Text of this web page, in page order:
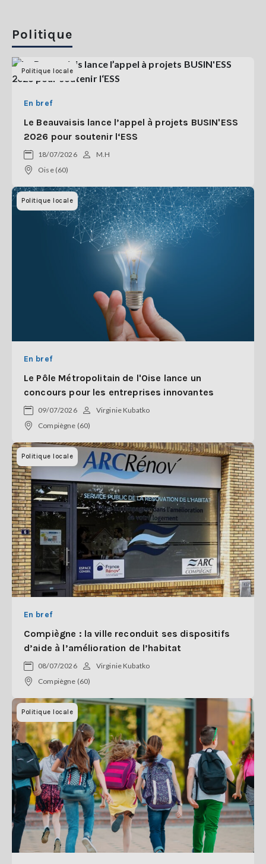
Politique
Politique locale
En bref
Le Beauvaisis lance l’appel à projets BUSIN'ESS
2026 pour soutenir l‘ESS
18/07/2026
M.H
Oise (60)
Politique locale
En bref
Le Pôle Métropolitain de l'Oise lance un
concours pour les entreprises innovantes
09/07/2026
Virginie Kubatko
Compiègne (60)
Politique locale
En bref
Compiègne : la ville reconduit ses dispositifs
d’aide à l’amélioration de l’habitat
08/07/2026
Virginie Kubatko
Compiègne (60)
Politique locale